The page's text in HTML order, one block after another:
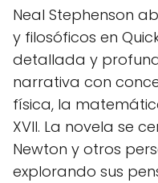
Neal Stephenson
y filosóficos en
detallada y
narrativa con
física, la
XVII. La novela se
Newton y otros
explorando sus